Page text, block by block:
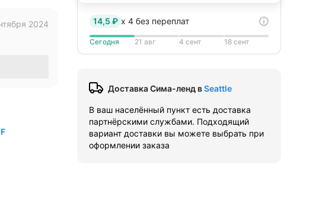
2024
14,5 ₽ x 4 без переплат
Сегодня 21 авг 4 сент 18 сент
Доставка Сима-ленд вSeattle
В ваш населённый пункт есть доставка
партнёрскими службами. Подходящий
вариант доставки вы можете выбрать при
оформлении заказа